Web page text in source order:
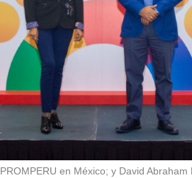
en México; y David